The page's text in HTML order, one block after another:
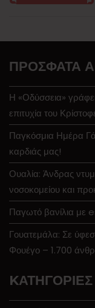
ΠΡΌΣΦΑΤΑ
Η «Οδύσσεια»
επιτυχία του
Παγκόσμια Ημέρα
καρδιάς μας!
Ουαλία: Άνδρας
νοσοκομείου και
Παγωτό βανίλια
Γουατεμάλα: Σε
Φουέγο – 1.700
KΑΤΗΓΟΡΊΕΣ